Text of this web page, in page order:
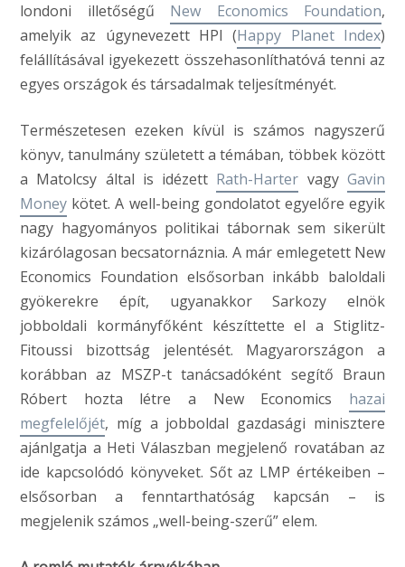
londoni illetőségű New Economics Foundation,
amelyik az úgynevezett HPI (Happy Planet Index)
felállításával igyekezett összehasonlíthatóvá tenni az
egyes országok és társadalmak teljesítményét.
Természetesen ezeken kívül is számos nagyszerű
könyv, tanulmány született a témában, többek között
a Matolcsy által is idézett Rath-Harter vagyGavin
Money kötet. A well-being gondolatot egyelőre egyik
nagy hagyományos politikai tábornak sem sikerült
kizárólagosan becsatornáznia. A már emlegetett New
Economics Foundation elsősorban inkább baloldali
gyökerekre épít, ugyanakkor Sarkozy elnök
jobboldali kormányfőként készíttette el a Stiglitz-
Fitoussi bizottság jelentését. Magyarországon a
korábban az MSZP-t tanácsadóként segítő Braun
Róbert hozta létre a New Economics hazai
megfelelőjét, míg a jobboldal gazdasági minisztere
ajánlgatja a Heti Válaszban megjelenő rovatában az
ide kapcsolódó könyveket. Sőt az LMP értékeiben –
elsősorban a fenntarthatóság kapcsán – is
megjelenik számos „well-being-szerű” elem.